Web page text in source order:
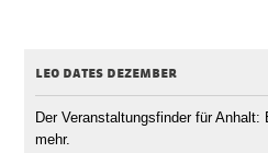
leo dates dezember
Der Veranstaltungsfinder für
mehr.